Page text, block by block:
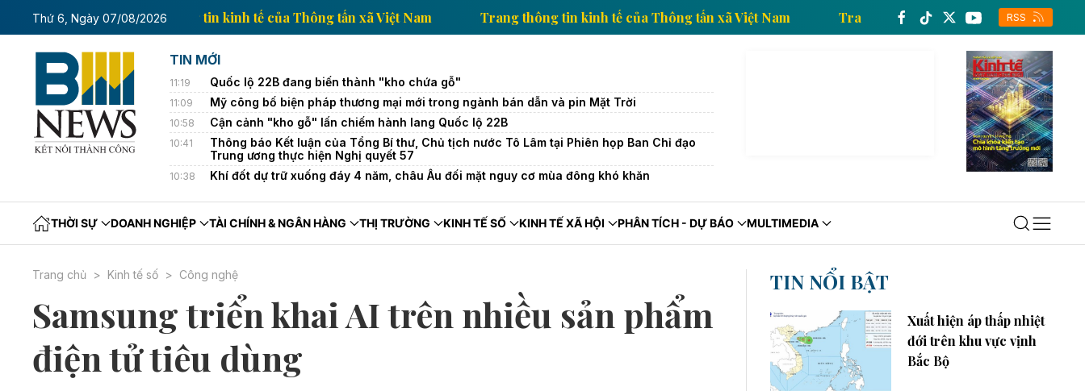
Thứ 6, Ngày 07/08/2026 Trang thông tin kinh tế của Thông tấn xã Việt Nam Trang thông tin kinh tế của Thông tấn xã Việt Nam Trang thông tin kinh tế của
RSS
TIN MỚI
11:19 Quốc lộ 22B đang biến thành "kho chứa gỗ"
11:09 Mỹ công bố biện pháp thương mại mới trong ngành bán dẫn và pin Mặt Trời
10:58 Cận cảnh "kho gỗ" lấn chiếm hành lang Quốc lộ 22B
10:41
Thông báo Kết luận của Tổng Bí thư, Chủ tịch nước Tô Lâm tại Phiên họp Ban Chỉ đạo
Trung ương thực hiện Nghị quyết 57
10:38 Khí đốt dự trữ xuống đáy 4 năm, châu Âu đối mặt nguy cơ mùa đông khó khăn
THỜI SỰ DOANH NGHIỆP TÀI CHÍNH & NGÂN HÀNG THỊ TRƯỜNG KINH TẾ SỐ KINH TẾ XÃ HỘI PHÂN TÍCH - DỰ BÁO MULTIMEDIA
Trang chủ Kinh tế số Công nghệ
Samsung triển khai AI trên nhiều sản phẩm
điện tử tiêu dùng
TIN NỔI BẬT
Xuất hiện áp thấp nhiệt
đới trên khu vực vịnh
Bắc Bộ